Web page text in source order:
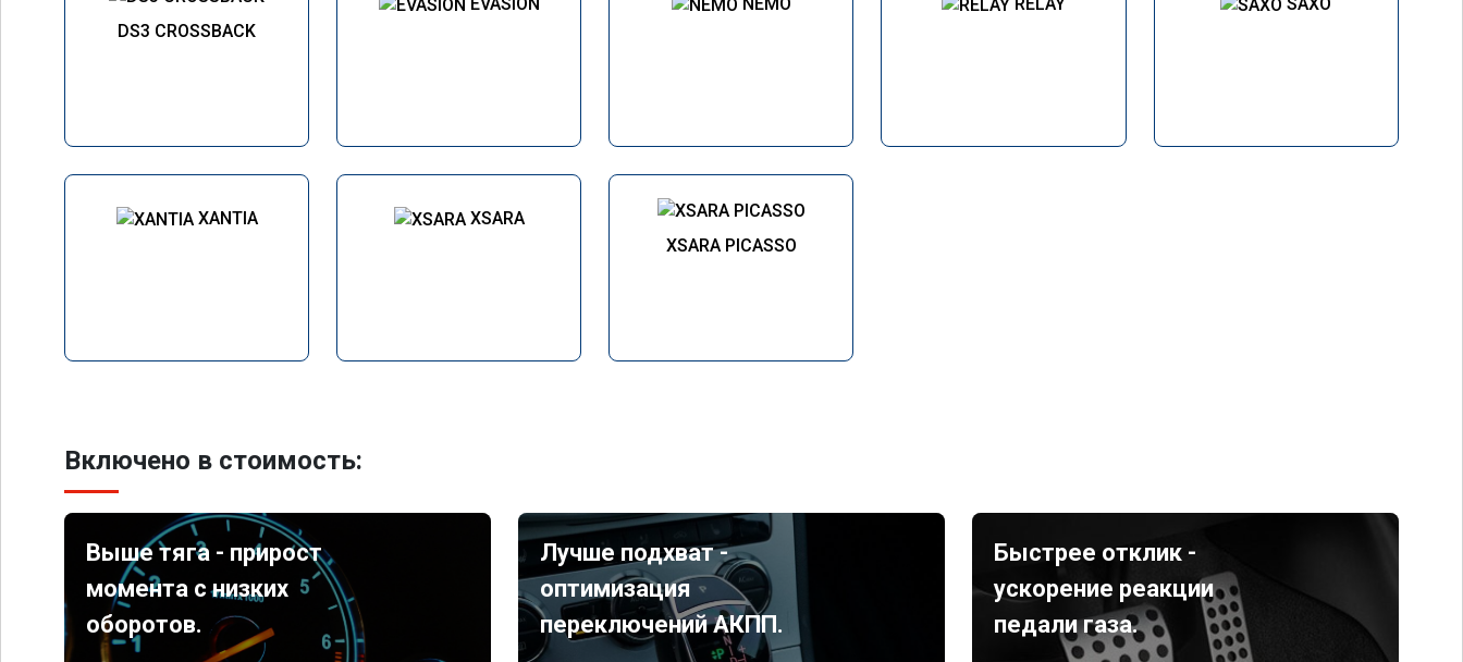
DS3 CROSSBACK
XANTIA
XSARA
XSARA PICASSO
Включено в стоимость:
Выше тяга - прирост
момента с низких
оборотов.
Лучше подхват -
оптимизация
переключений АКПП.
Быстрее отклик -
ускорение реакции
педали газа.